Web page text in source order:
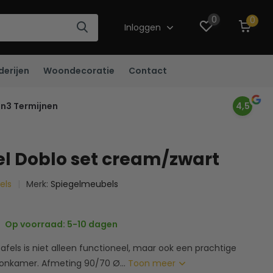
Inloggen
0 0
Woondecoratie Contact
Termijnen 4,5
Doblo set cream/zwart
Merk: Spiegelmeubels
Op voorraad: 5-10 dagen
is niet alleen functioneel, maar ook een prachtige
Afmeting 90/70 Ø... Toon meer